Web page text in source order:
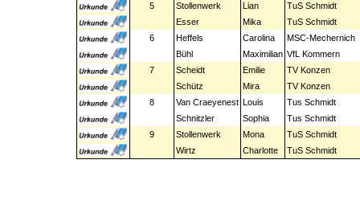
5
Stollenwerk Lian
TuS Schmidt
Esser
Mika
TuS Schmidt
6
Heffels Carolina
MSC-Mechernich
Bühl
Maximilian VfL Kommern
7
Scheidt Emilie
TV Konzen
Schütz
Mira
TV Konzen
8
Van Craeyenest Louis
Tus Schmidt
Schnitzler
Sophia
Tus Schmidt
9
Stollenwerk Mona
TuS Schmidt
Wirtz
Charlotte TuS Schmidt